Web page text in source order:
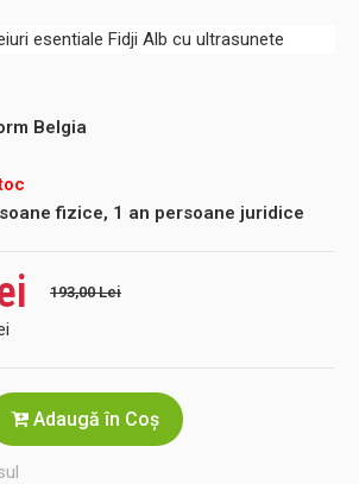
Belgia
fizice, 1 an persoane juridice
193,00 Lei
Adaugă în Coş